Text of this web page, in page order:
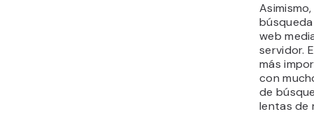
web
servidor.
más
con
de
lentas de